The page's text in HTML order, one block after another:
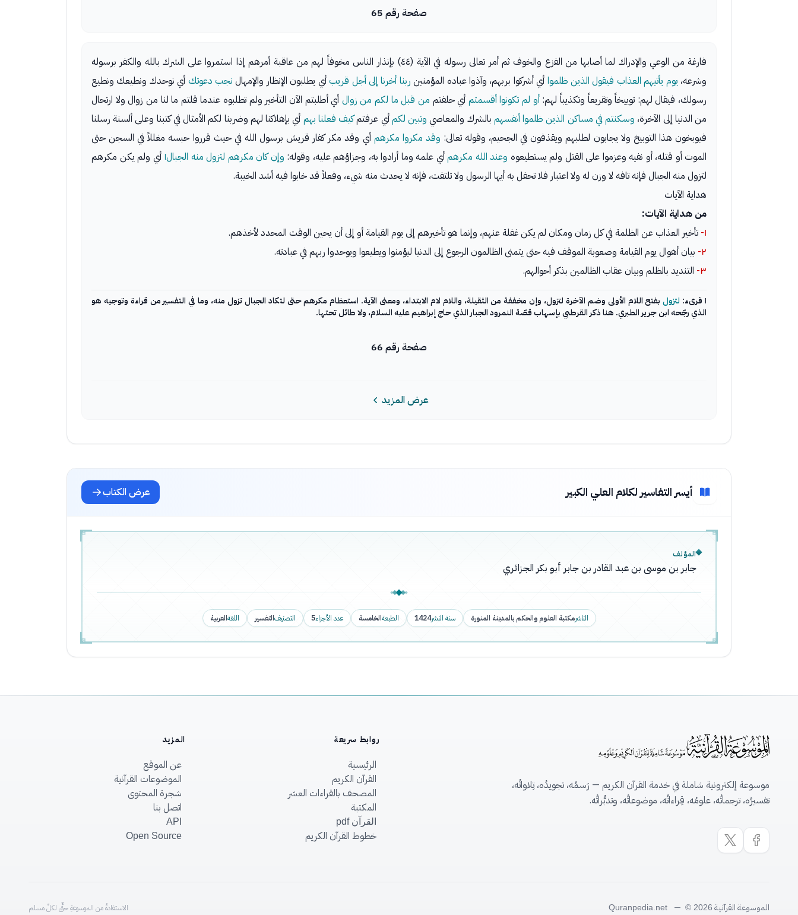
صفحة رقم 65
فارغة من الوعي والإدراك لما أصابها من الفزع والخوف ثم أمر تعالى رسوله في الآية (٤٤) بإنذار الناس مخوفاً لهم من عاقبة أمرهم إذا استمروا على الشرك بالله والكفر برسوله
وشرعه، يوم يأتيهم العذاب فيقول الذين ظلموا أي أشركوا بربهم، وآذوا عباده المؤمنين ربنا أخرنا إلى أجل قريبأي يطلبون الإنظار والإمهال نجب دعوتك أي نوحدك ونطيعك ونطيع
رسولك، فيقال لهم: توييخاً وتقريعاً وتكذيباً لهم:أو لم تكونوا أقسمتم أي حلفتم من قبل ما لكم من زوال أي أطلبتم الآن التأخير ولم تطلبوه عندما قلتم ما لنا من زوال ولا ارتحال
من الدنيا إلى الآخرة، وسكنتم في مساكن الذين ظلموا أنفسهم بالشرك والمعاصي وتبين لكمأي عرفتمكيف فعلنا بهم أي بإهلاكنا لهم وضربنا لكم الأمثال في كتبنا وعلى ألسنة رسلنا
فيوبخون هذا التوبيخ ولا يجابون لطلبهم ويقذفون في الجحيم، وقوله تعالى: وقد مكروا مكرهم أي وقد مكر كفار قريش برسول الله في حيث قرروا حبسه مغللاً في السجن حتى
الموت أو قتله، أو نفيه وعزموا على القتل ولم يستطيعوه وعند الله مكرهمأي علمه وما أرادوا به، وجزاؤهم عليه، وقوله: وإن كان مكرهم لتزول منه الجبال١ أي ولم يكن مكرهم
لتزول منه الجبال فإنه تافه لا وزن له ولا اعتبار فلا تحفل به أيها الرسول ولا تلتفت، فإنه لا يحدث منه شيء، وفعلاً قد خابوا فيه أشد الخيبة.
هداية الآيات
من هداية الآيات:
١- تأخير العذاب عن الظلمة في كل زمان ومكان لم يكن غفلة عنهم، وإنما هو تأخيرهم إلى يوم القيامة أو إلى أن يحين الوقت المحدد لأخذهم.
٢- بيان أهوال يوم القيامة وصعوبة الموقف فيه حتى يتمنى الظالمون الرجوع إلى الدنيا ليؤمنوا ويطيعوا ويوحدوا ربهم في عبادته.
٣- التنديد بالظلم وبيان عقاب الظالمين بذكر أحوالهم.
١ قرىء: لتزولبفتح اللام الأولى وضم الآخرة لتزول، وإن مخففة من الثقيلة، واللام لام الابتداء، ومعنى الآية. استعظام مكرهم حتى لتكاد الجبال تزول منه، وما في التفسير من قراءة وتوجيه هو
الذي رجّحه ابن جرير الطبري. هنا ذكر القرطبي بإسهاب قصّة النمرود الجبار الذي حاج إبراهيم عليه السلام، ولا طائل تحتها.
صفحة رقم 66
عرض المزيد
أيسر التفاسير لكلام العلي الكبير عرض الكتاب
المؤلف
جابر بن موسى بن عبد القادر بن جابر أبو بكر الجزائري
الناشرمكتبة العلوم والحكم بالمدينة المنورة سنة النشر1424 الطبعةالخامسة عدد الأجزاء5 التصنيفالتفسير اللغةالعربية
موسوعة إلكترونية شاملة في خدمة القرآن الكريم — رَسمُه، تجويدُه، تِلاواتُه،
تفسيرُه، ترجماتُه، علومُه، قِراءاتُه، موضوعاتُه، وتدبُّراتُه.
روابط سريعة
الرئيسية
القرآن الكريم
المصحف بالقراءات العشر
المكتبة
القرآن pdf
خطوط القرآن الكريم
المزيد
عن الموقع
الموضوعات القرآنية
شجرة المحتوى
اتصل بنا
API
Open Source
الموسوعة القرآنية Quranpedia.net — © 2026 الاستفادةُ من الموسوعةِ حقٌّ لكلِّ مسلم